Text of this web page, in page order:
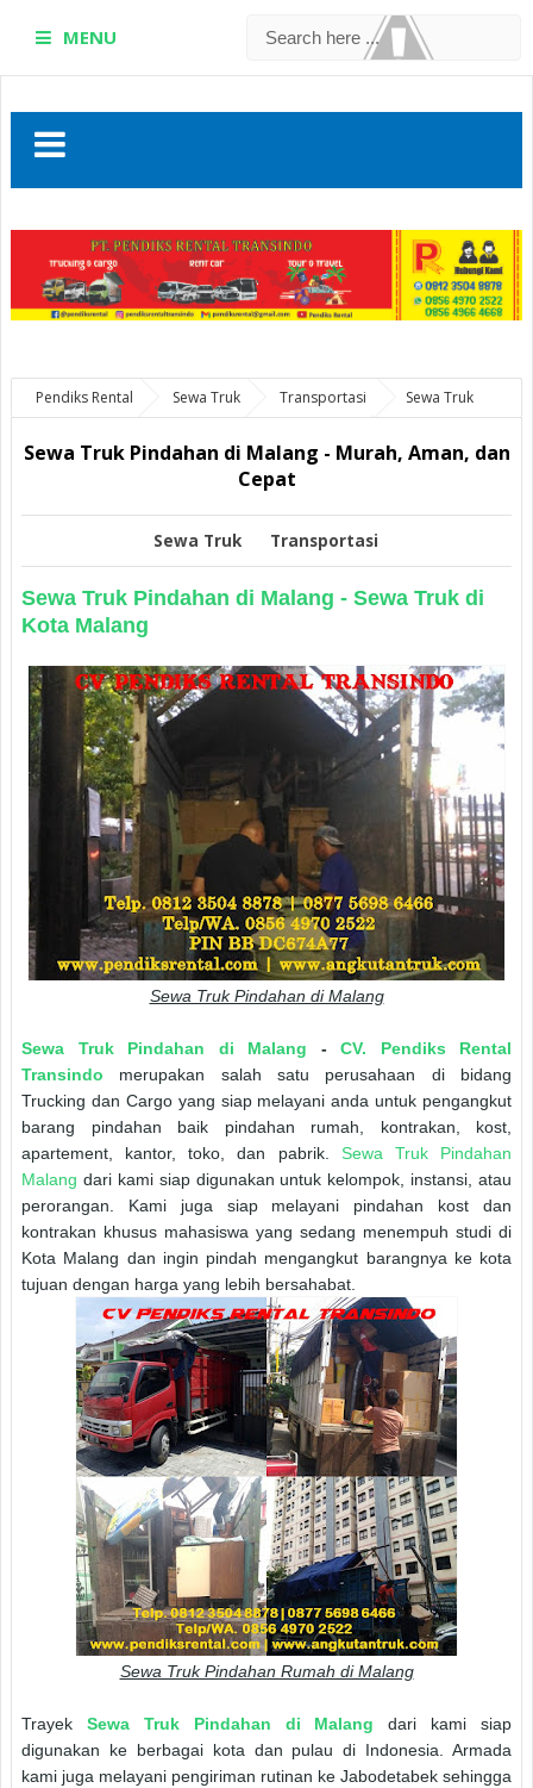
MENU
Pendiks Rental Sewa Truk Transportasi
Sewa Truk
Pindahan di Malang - Murah, Aman, dan Cepat
Sewa Truk Pindahan di Malang - Murah, Aman, dan
Cepat
Sewa Truk Transportasi
Sewa Truk Pindahan di Malang - Sewa Truk di
Kota Malang
Sewa Truk Pindahan di Malang
Sewa Truk Pindahan di Malang - CV. Pendiks Rental
Transindo
merupakan salah satu perusahaan di bidang
Trucking dan Cargo yang siap melayani anda untuk pengangkut
barang pindahan baik pindahan rumah, kontrakan, kost,
apartement, kantor, toko, dan pabrik. Sewa Truk Pindahan
Malang dari kami siap digunakan untuk kelompok, instansi, atau
perorangan. Kami juga siap melayani pindahan kost dan
kontrakan khusus mahasiswa yang sedang menempuh studi di
Kota Malang dan ingin pindah mengangkut barangnya ke kota
tujuan dengan harga yang lebih bersahabat.
Sewa Truk Pindahan Rumah di Malang
Trayek Sewa Truk Pindahan di Malang dari kami siap
digunakan ke berbagai kota dan pulau di Indonesia. Armada
kami juga melayani pengiriman rutinan ke Jabodetabek sehingga